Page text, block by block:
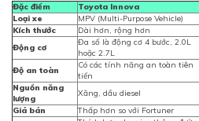
Đặc điểm Toyota Innova
Loại xe
MPV (Multi-Purpose Vehicle)
Kích thước
Dài hơn, rộng hơn
Động cơ
Đa số là động cơ 4 bước, 2.0L
hoặc 2.7L
Độ an toàn
Có các tính năng an toàn tiên
tiến
Nguồn năng
lượng
Xăng, dầu diesel
Giá bán
Thấp hơn so với Fortuner